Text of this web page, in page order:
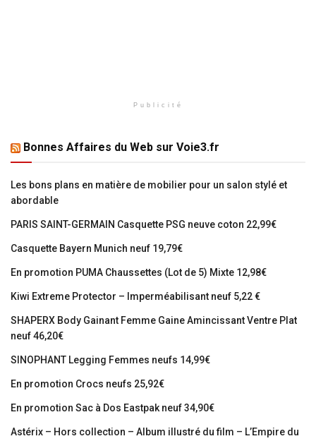
Publicité
Bonnes Affaires du Web sur Voie3.fr
Les bons plans en matière de mobilier pour un salon stylé et
abordable
PARIS SAINT-GERMAIN Casquette PSG neuve coton 22,99€
Casquette Bayern Munich neuf 19,79€
En promotion PUMA Chaussettes (Lot de 5) Mixte 12,98€
Kiwi Extreme Protector – Imperméabilisant neuf 5,22 €
SHAPERX Body Gainant Femme Gaine Amincissant Ventre Plat
neuf 46,20€
SINOPHANT Legging Femmes neufs 14,99€
En promotion Crocs neufs 25,92€
En promotion Sac à Dos Eastpak neuf 34,90€
Astérix – Hors collection – Album illustré du film – L’Empire du